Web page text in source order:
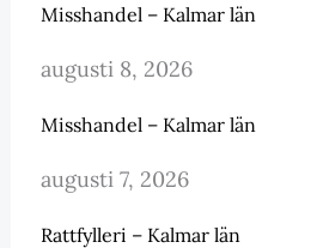
Misshandel – Kalmar län
augusti 8, 2026
Misshandel – Kalmar län
augusti 7, 2026
Rattfylleri – Kalmar län